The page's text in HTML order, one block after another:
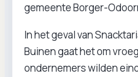
gemeente Borger-
In het geval van
Buinen gaat het om
ondernemers wilden